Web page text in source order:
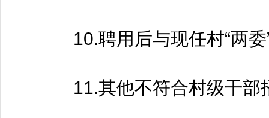
10.聘用后与现任村“两委
11.其他不符合村级干部